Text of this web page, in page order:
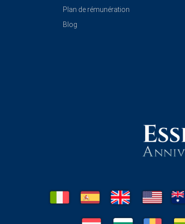
Plan de rémunération
Blog